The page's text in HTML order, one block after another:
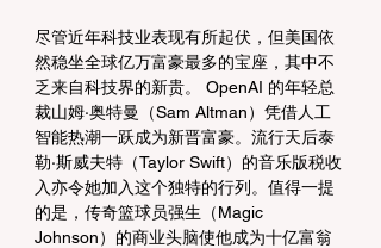
尽管近年科技业表现有所起伏，但美国依
然稳坐全球亿万富豪最多的宝座，其中不
乏来自科技界的新贵。 OpenAI 的年轻总
裁山姆·奥特曼（Sam Altman）凭借人工
智能热潮一跃成为新晋富豪。流行天后泰
勒·斯威夫特（Taylor Swift）的音乐版税收
入亦令她加入这个独特的行列。值得一提
的是，传奇篮球员强生（Magic
Johnson）的商业头脑使他成为十亿富翁